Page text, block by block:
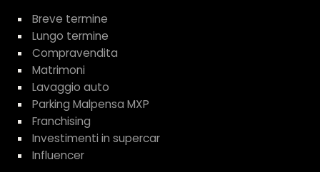
Breve termine
Lungo termine
Compravendita
Matrimoni
Lavaggio auto
Parking Malpensa MXP
Franchising
Investimenti in supercar
Influencer